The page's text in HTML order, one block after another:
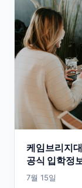
케임브리지
공식 입학정
7월 15일